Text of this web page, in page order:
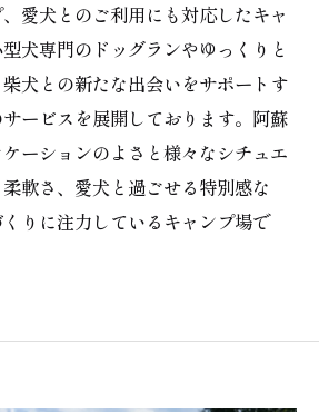
愛犬とのご利用にも対応したキャ
犬専門のドッグランやゆっくりと
犬との新たな出会いをサポートす
ービスを展開しております。阿蘇
ーションのよさと様々なシチュエ
軟さ、愛犬と過ごせる特別感な
りに注力しているキャンプ場で